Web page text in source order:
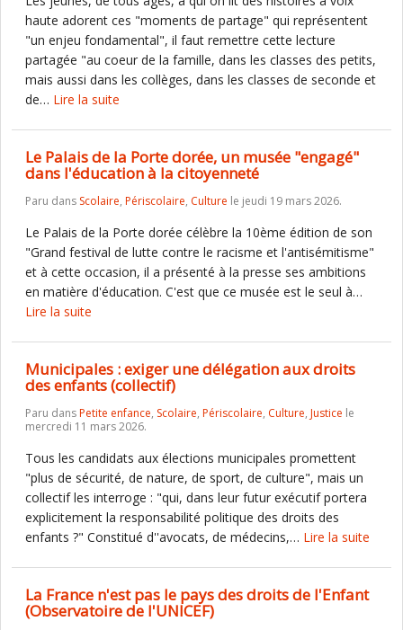
haute adorent ces "moments de partage" qui représentent
"un enjeu fondamental", il faut remettre cette lecture
partagée "au coeur de la famille, dans les classes des petits,
mais aussi dans les collèges, dans les classes de seconde et
de… Lire la suite
Le Palais de la Porte dorée, un musée "engagé"
dans l'éducation à la citoyenneté
Paru dans Scolaire, Périscolaire, Culture le jeudi 19 mars 2026.
Le Palais de la Porte dorée célèbre la 10ème édition de son
"Grand festival de lutte contre le racisme et l'antisémitisme"
et à cette occasion, il a présenté à la presse ses ambitions
en matière d'éducation. C'est que ce musée est le seul à…
Lire la suite
Municipales : exiger une délégation aux droits
des enfants (collectif)
Paru dansPetite enfance, Scolaire, Périscolaire, Culture, Justice le
mercredi 11 mars 2026.
Tous les candidats aux élections municipales promettent
"plus de sécurité, de nature, de sport, de culture", mais un
collectif les interroge : "qui, dans leur futur exécutif portera
explicitement la responsabilité politique des droits des
enfants ?" Constitué d''avocats, de médecins,… Lire la suite
La France n'est pas le pays des droits de l'Enfant
(Observatoire de l'UNICEF)